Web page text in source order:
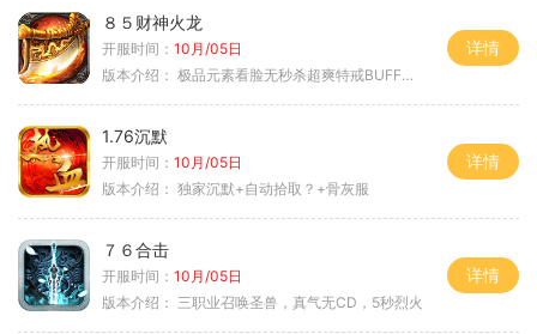
８５财神火龙
开服时间： 10月/05日
版本介绍： 极品元素看脸无秒杀超爽特戒BUFF无合成
详情
1.76沉默
开服时间： 10月/05日
版本介绍： 独家沉默+自动拾取？+骨灰服
详情
７６合击
开服时间： 10月/05日
版本介绍： 三职业召唤圣兽，真气无CD，5秒烈火
详情